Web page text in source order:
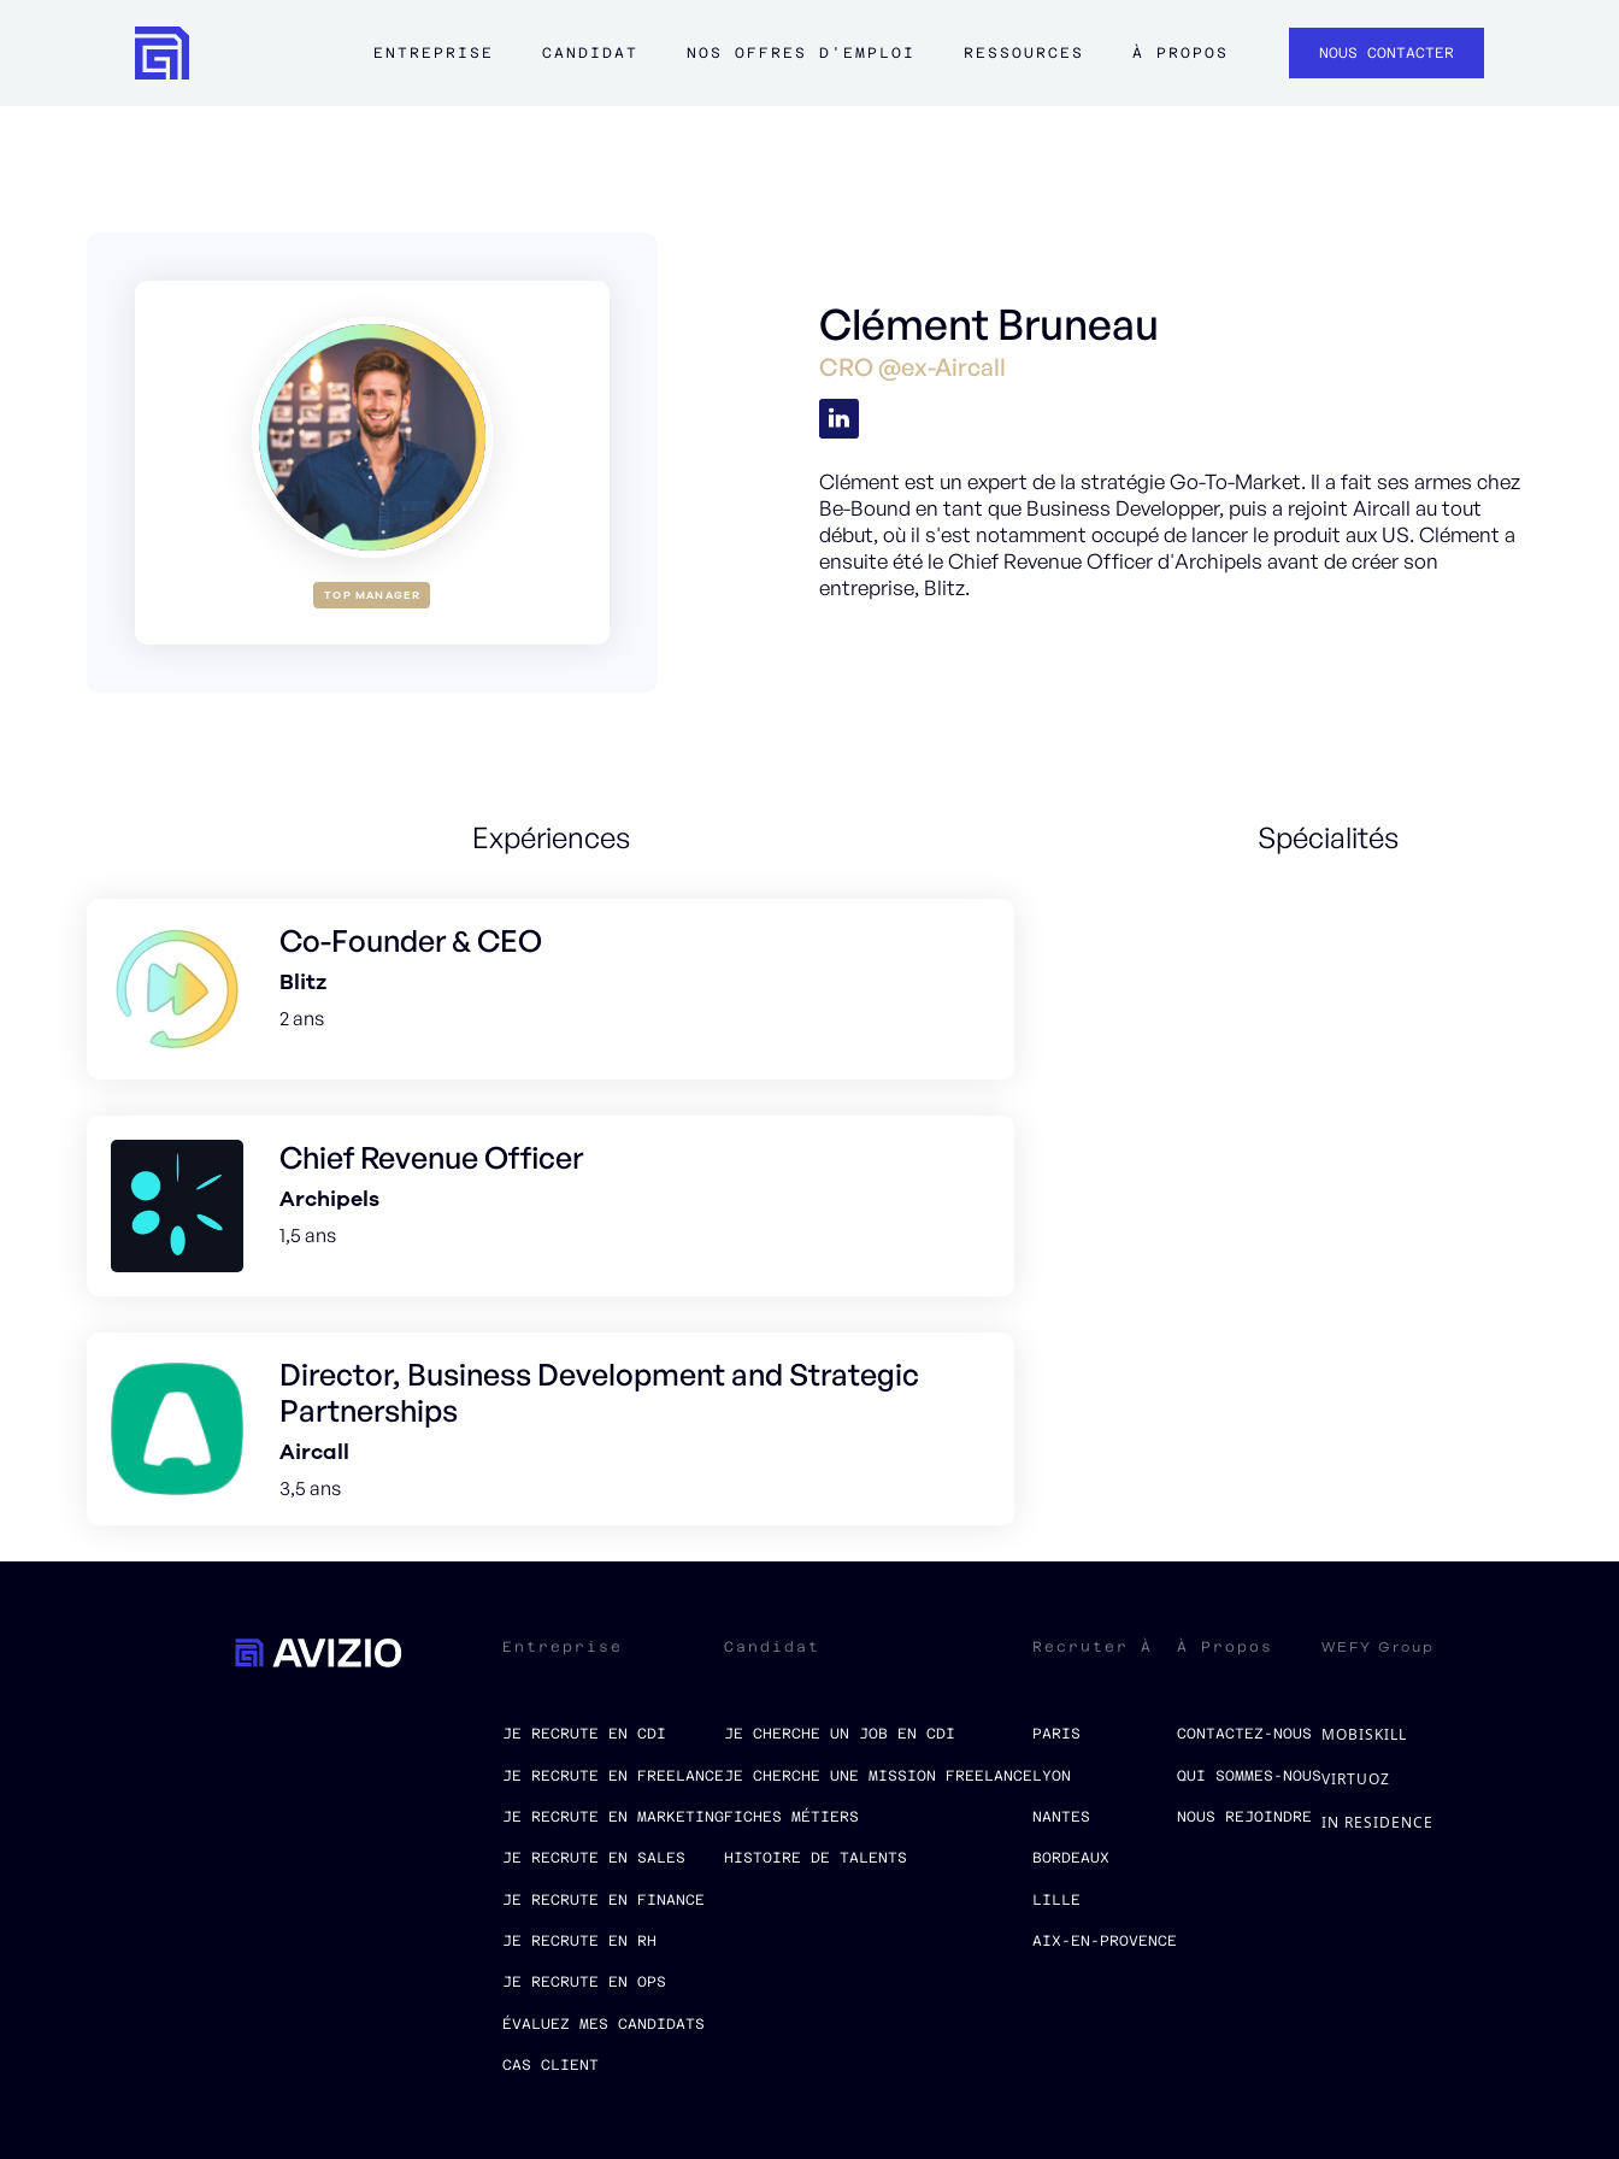
ENTREPRISE CANDIDAT NOS OFFRES D'EMPLOI RESSOURCES À PROPOS NOUS CONTACTER
TOP MANAGER
Clément Bruneau
CRO @ex-Aircall
Clément est un expert de la stratégie Go-To-Market. Il a fait ses armes chez
Be-Bound en tant que Business Developper, puis a rejoint Aircall au tout
début, où il s'est notamment occupé de lancer le produit aux US. Clément a
ensuite été le Chief Revenue Officer d'Archipels avant de créer son
entreprise, Blitz.
Expériences
Co-Founder & CEO
Blitz
2 ans
Chief Revenue Officer
Archipels
1,5 ans
Director, Business Development and Strategic
Partnerships
Aircall
3,5 ans
Spécialités
Entreprise
JE RECRUTE EN CDI
JE RECRUTE EN FREELANCE
JE RECRUTE EN MARKETING
JE RECRUTE EN SALES
JE RECRUTE EN FINANCE
JE RECRUTE EN RH
JE RECRUTE EN OPS
ÉVALUEZ MES CANDIDATS
CAS CLIENT
Candidat
JE CHERCHE UN JOB EN CDI
JE CHERCHE UNE MISSION FREELANCE
FICHES MÉTIERS
HISTOIRE DE TALENTS
Recruter À
PARIS
LYON
NANTES
BORDEAUX
LILLE
AIX-EN-PROVENCE
À Propos
CONTACTEZ-NOUS
QUI SOMMES-NOUS
NOUS REJOINDRE
WEFY Group
MOBISKILL
VIRTUOZ
IN RESIDENCE